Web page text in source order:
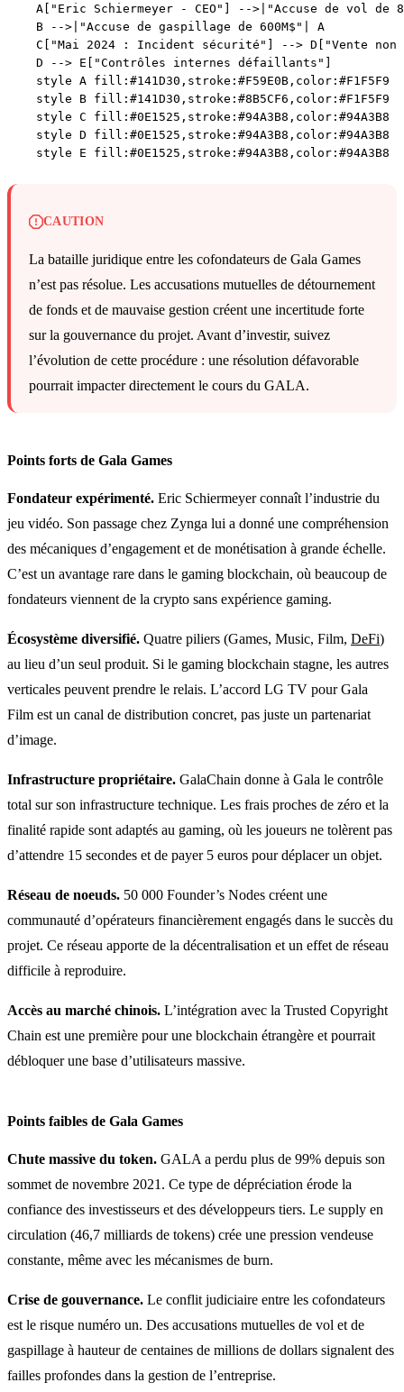
A["Eric Schiermeyer - CEO"] -->|"Accuse de vol de
    B -->|"Accuse de gaspillage de 600M$"| A
C["Mai 2024 : Incident sécurité"] --> D["Vente non
    D --> E["Contrôles internes défaillants"]
    style A fill:#141D30,stroke:#F59E0B,color:#F1F5F9
    style B fill:#141D30,stroke:#8B5CF6,color:#F1F5F9
    style C fill:#0E1525,stroke:#94A3B8,color:#94A3B8
    style D fill:#0E1525,stroke:#94A3B8,color:#94A3B8
CAUTION
La bataille juridique entre les cofondateurs de Gala Games
n’est pas résolue. Les accusations mutuelles de détournement
de fonds et de mauvaise gestion créent une incertitude forte
sur la gouvernance du projet. Avant d’investir, suivez
l’évolution de cette procédure : une résolution défavorable
pourrait impacter directement le cours du GALA.
Points forts de Gala Games
Fondateur expérimenté. Eric Schiermeyer connaît l’industrie du
jeu vidéo. Son passage chez Zynga lui a donné une compréhension
des mécaniques d’engagement et de monétisation à grande échelle.
C’est un avantage rare dans le gaming blockchain, où beaucoup de
fondateurs viennent de la crypto sans expérience gaming.
Écosystème diversifié. Quatre piliers (Games, Music, Film, DeFi)
au lieu d’un seul produit. Si le gaming blockchain stagne, les autres
verticales peuvent prendre le relais. L’accord LG TV pour Gala
Film est un canal de distribution concret, pas juste un partenariat
d’image.
Infrastructure propriétaire. GalaChain donne à Gala le contrôle
total sur son infrastructure technique. Les frais proches de zéro et la
finalité rapide sont adaptés au gaming, où les joueurs ne tolèrent pas
d’attendre 15 secondes et de payer 5 euros pour déplacer un objet.
Réseau de noeuds. 50 000 Founder’s Nodes créent une
communauté d’opérateurs financièrement engagés dans le succès du
projet. Ce réseau apporte de la décentralisation et un effet de réseau
difficile à reproduire.
Accès au marché chinois. L’intégration avec la Trusted Copyright
Chain est une première pour une blockchain étrangère et pourrait
débloquer une base d’utilisateurs massive.
Points faibles de Gala Games
Chute massive du token. GALA a perdu plus de 99% depuis son
sommet de novembre 2021. Ce type de dépréciation érode la
confiance des investisseurs et des développeurs tiers. Le supply en
circulation (46,7 milliards de tokens) crée une pression vendeuse
constante, même avec les mécanismes de burn.
Crise de gouvernance. Le conflit judiciaire entre les cofondateurs
est le risque numéro un. Des accusations mutuelles de vol et de
gaspillage à hauteur de centaines de millions de dollars signalent des
failles profondes dans la gestion de l’entreprise.